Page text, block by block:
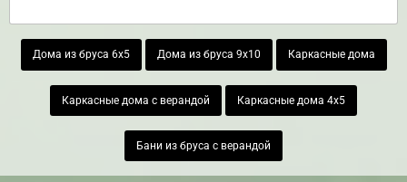
Дома из бруса 6х5 Дома из бруса 9х10 Каркасные дома
Каркасные дома с верандой Каркасные дома 4х5
Бани из бруса с верандой